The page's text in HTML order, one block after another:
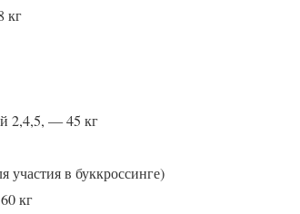
кг
2,4,5, — 45 кг
в буккроссинге)
кг